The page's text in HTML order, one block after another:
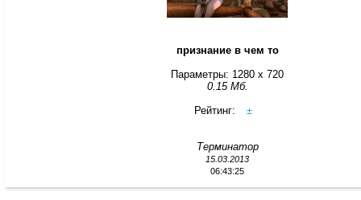
признание в чем то
Параметры: 1280 x 720
0.15 Мб.
Рейтинг:
±
Терминатор
15.03.2013
06:43:25